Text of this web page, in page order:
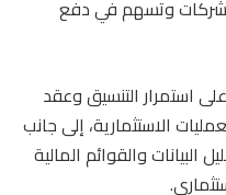
وتسهم في دفع
استمرار التنسيق وعقد
الاستثمارية، إلى جانب
والقوائم المالية